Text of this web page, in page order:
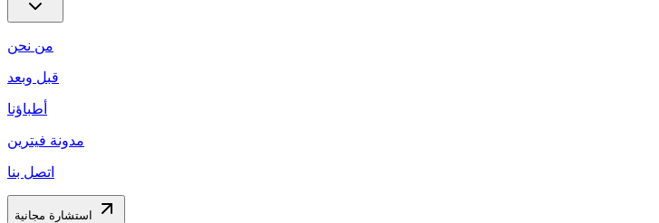
من نحن
قبل وبعد
أطباؤنا
مدونة فيترين
اتصل بنا
استشارة مجانية